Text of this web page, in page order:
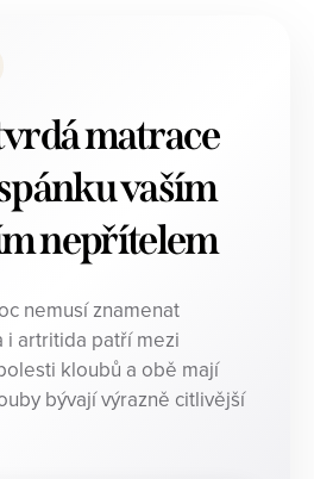
matrace
vaším
nepřítelem
nemusí znamenat
artritida patří mezi
kloubů a obě mají
bývají výrazně citlivější